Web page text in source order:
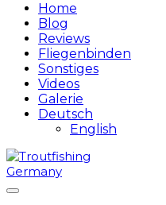
Home
Blog
Reviews
Fliegenbinden
Sonstiges
Videos
Galerie
Deutsch
English